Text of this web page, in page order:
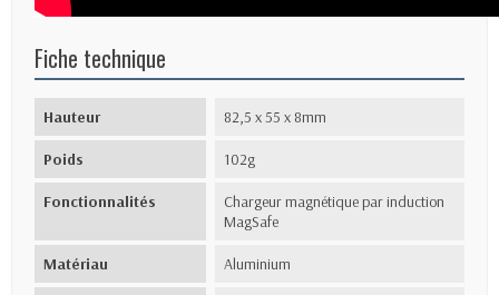
Fiche technique
Hauteur 82,5 x 55 x 8mm
Poids 102g
Fonctionnalités
Chargeur magnétique par induction
MagSafe
Matériau Aluminium